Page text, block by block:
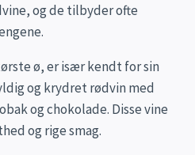
og de tilbyder ofte
ø, er især kendt for sin
og krydret rødvin med
og chokolade. Disse vine
og rige smag.